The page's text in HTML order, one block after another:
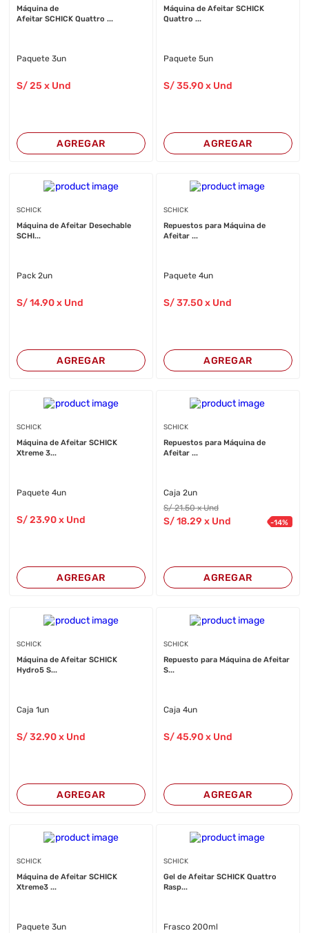
Máquina de
Afeitar SCHICK Quattro ...
Paquete 3un
S/25 x Und
AGREGAR
Máquina de Afeitar SCHICK
Quattro ...
Paquete 5un
S/35.90x Und
AGREGAR
SCHICK
Máquina de Afeitar Desechable
SCHI...
Pack 2un
S/14.90 x Und
AGREGAR
SCHICK
Repuestos para Máquina de
Afeitar ...
Paquete 4un
S/37.50x Und
AGREGAR
SCHICK
Máquina de Afeitar SCHICK
Xtreme 3...
Paquete 4un
S/23.90 x Und
AGREGAR
SCHICK
Repuestos para Máquina de
Afeitar ...
Caja 2un
S/21.50 x Und
S/18.29 x Und -14%
AGREGAR
SCHICK
Máquina de Afeitar SCHICK
Hydro5 S...
Caja 1un
S/32.90 x Und
AGREGAR
SCHICK
Repuesto para Máquina de Afeitar
S...
Caja 4un
S/45.90x Und
AGREGAR
SCHICK
Máquina de Afeitar SCHICK
Xtreme3 ...
Paquete 3un
SCHICK
Gel de Afeitar SCHICK Quattro
Rasp...
Frasco 200ml